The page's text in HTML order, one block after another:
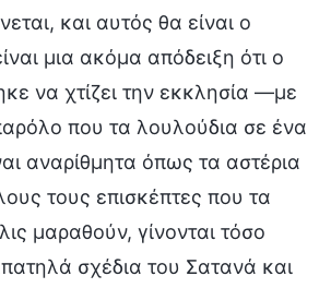
και αυτός θα είναι ο
μια ακόμα απόδειξη ότι ο
να χτίζει την εκκλησία —με
που τα λουλούδια σε ένα
αναρίθμητα όπως τα αστέρια
τους επισκέπτες που τα
μαραθούν, γίνονται τόσο
σχέδια του Σατανά και